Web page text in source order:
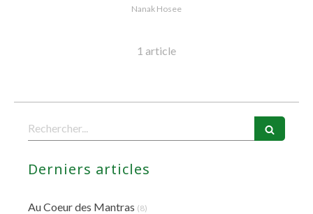
Nanak Hosee
1 article
Rechercher
Derniers articles
Au Coeur des Mantras (8)